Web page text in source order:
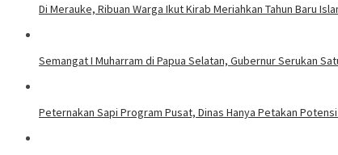
Di Merauke, Ribuan Warga Ikut Kirab Meriahkan Tahun Baru
Semangat I Muharram di Papua Selatan, Gubernur Serukan
Peternakan Sapi Program Pusat, Dinas Hanya Petakan